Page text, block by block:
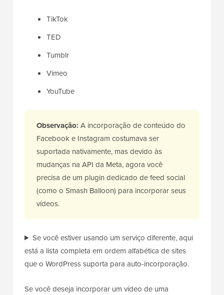
TikTok
TED
Tumblr
Vimeo
YouTube
Observação: A incorporação de conteúdo do
Facebook e Instagram costumava ser
suportada nativamente, mas devido às
mudanças na API da Meta, agora você
precisa de um plugin dedicado de feed social
(como o Smash Balloon) para incorporar seus
vídeos.
Se você estiver usando um serviço diferente, aqui
está a lista completa em ordem alfabética de sites
que o WordPress suporta para auto-incorporação.
Se você deseja incorporar um vídeo de uma